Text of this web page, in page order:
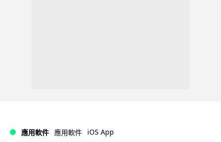
應用軟件 應用軟件 iOS App